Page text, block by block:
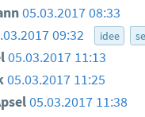
05.03.2017 08:33
09:32 idee
05.03.2017 11:13
05.03.2017 11:25
05.03.2017 11:38